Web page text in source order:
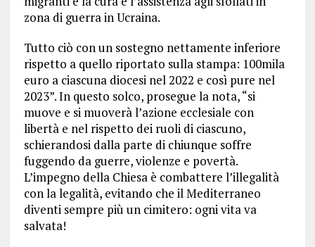
zona di guerra in Ucraina.
Tutto ciò con un sostegno nettamente inferiore
rispetto a quello riportato sulla stampa: 100mila
euro a ciascuna diocesi nel 2022 e così pure nel
2023”. In questo solco, prosegue la nota, “si
muove e si muoverà l’azione ecclesiale con
libertà e nel rispetto dei ruoli di ciascuno,
schierandosi dalla parte di chiunque soffre
fuggendo da guerre, violenze e povertà.
L’impegno della Chiesa è combattere l’illegalità
con la legalità, evitando che il Mediterraneo
diventi sempre più un cimitero: ogni vita va
salvata!